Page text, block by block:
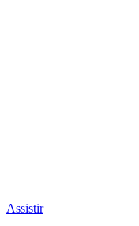
Assistir